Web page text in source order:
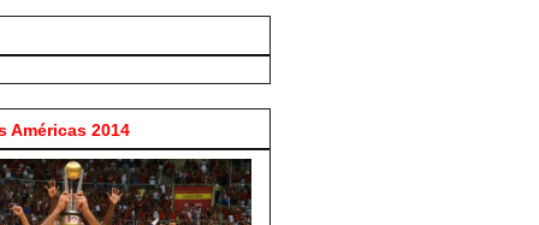
Américas 2014